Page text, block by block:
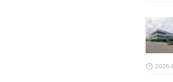
2026-